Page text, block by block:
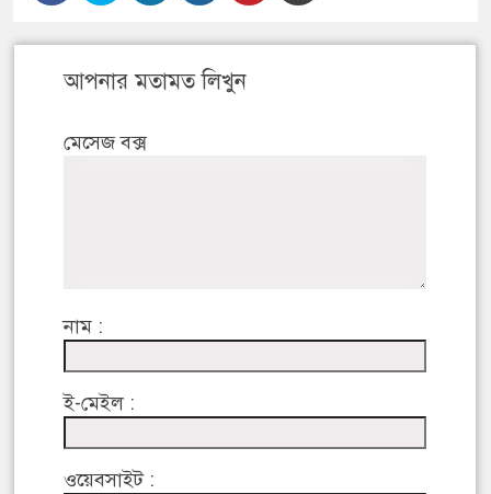
আপনার মতামত লিখুন
মেসেজ বক্স
নাম :
ই-মেইল :
ওয়েবসাইট :